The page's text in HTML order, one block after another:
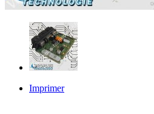
Imprimer